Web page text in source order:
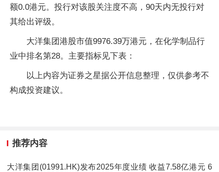
额0.0港元。投行对该股关注度不高，90天内无投行对
其给出评级。
大洋集团港股市值9976.39万港元，在化学制品行
业中排名第28。主要指标见下表：
以上内容为证券之星据公开信息整理，仅供参考不
构成投资建议。
推荐内容
大洋集团(01991.HK)发布2025年度业绩 收益7.58亿港元 6